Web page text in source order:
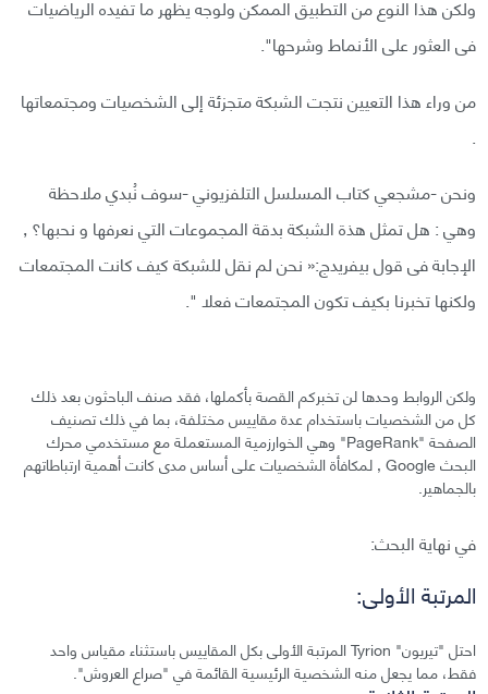
ولكن هذا النوع من التطبيق الممكن ولوجه يظهر ما تفيده الرياضيات
فى العثور على الأنماط وشرحها".
من وراء هذا التعيين نتجت الشبكة متجزئة إلى الشخصيات ومجتمعاتها
.
ونحن -مشجعي كتاب المسلسل التلفزيوني -سوف نُبدي ملاحظة
وهي : هل تمثل هذة الشبكة بدقة المجموعات التي نعرفها و نحبها؟ ,
الإجابة فى قول بيفريدج:« نحن لم نقل للشبكة كيف كانت المجتمعات
ولكنها تخبرنا بكيف تكون المجتمعات فعلا ".
ولكن الروابط وحدها لن تخبركم القصة بأكملها، فقد صنف الباحثون بعد ذلك
كل من الشخصيات باستخدام عدة مقاييس مختلفة، بما في ذلك تصنيف
الصفحة "PageRank" وهي الخوارزمية المستعملة مع مستخدمي محرك
البحث Google , لمكافأة الشخصيات على أساس مدى كانت أهمية ارتباطاتهم
بالجماهير.
في نهاية البحث:
المرتبة الأولى:
احتل "تيريون" Tyrion المرتبة الأولى بكل المقاييس باستثناء مقياس واحد
فقط، مما يجعل منه الشخصية الرئيسية القائمة في "صراع العروش".